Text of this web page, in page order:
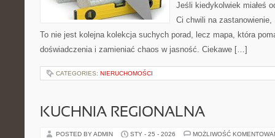
Jeśli kiedykolwiek miałeś
Ci chwili na
To nie jest kolejna kolekcja suchych porad, lecz mapa, która
doświadczenia i zamieniać chaos w jasność. Ciekawe […]
CATEGORIES: NIERUCHOMOŚCI
KUCHNIA REGIONALNA
POSTED BY ADMIN STY - 25 - 2026 MOŻLIWOŚĆ